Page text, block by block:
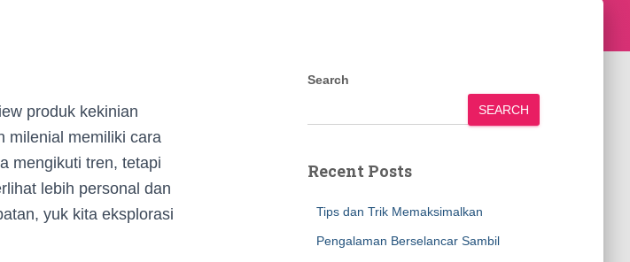
produk kekinian
milenial memiliki cara
mengikuti tren, tetapi
lebih personal dan
yuk kita eksplorasi
Search
SEARCH
Recent Posts
Tips dan Trik Memaksimalkan
Pengalaman Berselancar Sambil